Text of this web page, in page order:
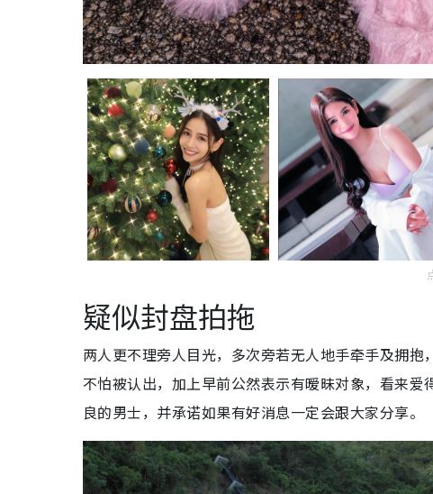
疑似封盘拍拖
两人更不理旁人目光，多次旁若无人地手牵手及拥
不怕被认出，加上早前公然表示有暧昧对象，看来
良的男士，并承诺如果有好消息一定会跟大家分享。